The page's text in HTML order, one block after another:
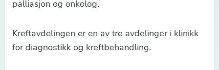
palliasjon og onkolog.
Kreftavdelingen er en av tre avdelinger i klinikk
for diagnostikk og kreftbehandling.